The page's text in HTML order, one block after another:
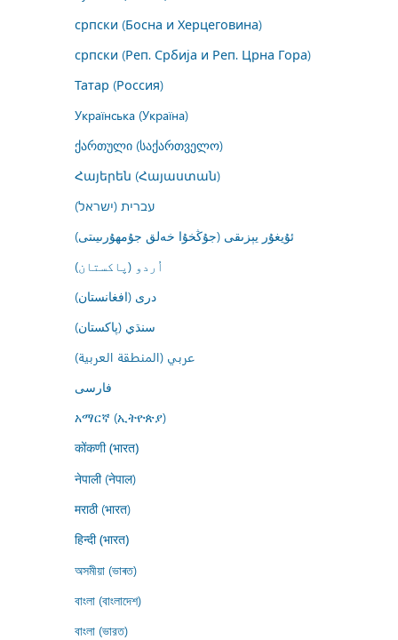
српски (Босна и Херцеговина)
српски (Реп. Србија и Реп. Црна Гора)
Татар (Россия)
Українська (Україна)
ქართული (საქართველო)
Հայերեն (Հայաստան)
עברית (ישראל)
ئۇيغۇر يېزىقى (جۇڭخۇا خەلق جۇمھۇرىيىتى)
اُردو (پاکستان)
درى (افغانستان)
سنڌي (پاکستان)
عربي (المنطقة العربية)
فارسى
አማርኛ (ኢትዮጵያ)
कोंकणी (भारत)
नेपाली (नेपाल)
मराठी (भारत)
हिन्दी (भारत)
অসমীয়া (ভাৰত)
বাংলা (বাংলাদেশ)
বাংলা (ভারত)